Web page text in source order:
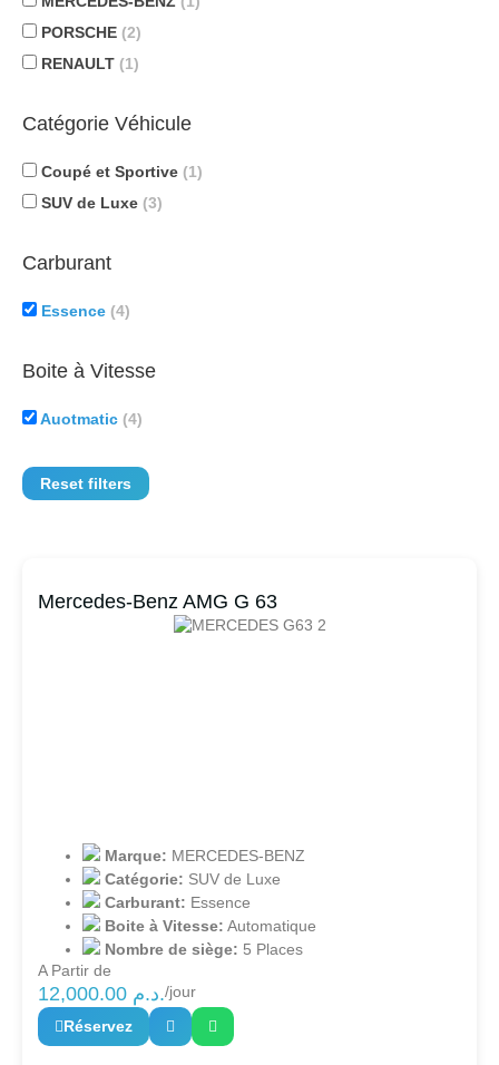
PORSCHE (2)
RENAULT (1)
Catégorie Véhicule
Coupé et Sportive (1)
SUV de Luxe (3)
Carburant
Essence (4)
Boite à Vitesse
Auotmatic (4)
Reset filters
Mercedes-Benz AMG G 63
Marque: MERCEDES-BENZ
Catégorie: SUV de Luxe
Carburant: Essence
Boite à Vitesse: Automatique
Nombre de siège: 5 Places
A Partir de
12,000.00 د.م./jour
Réservez